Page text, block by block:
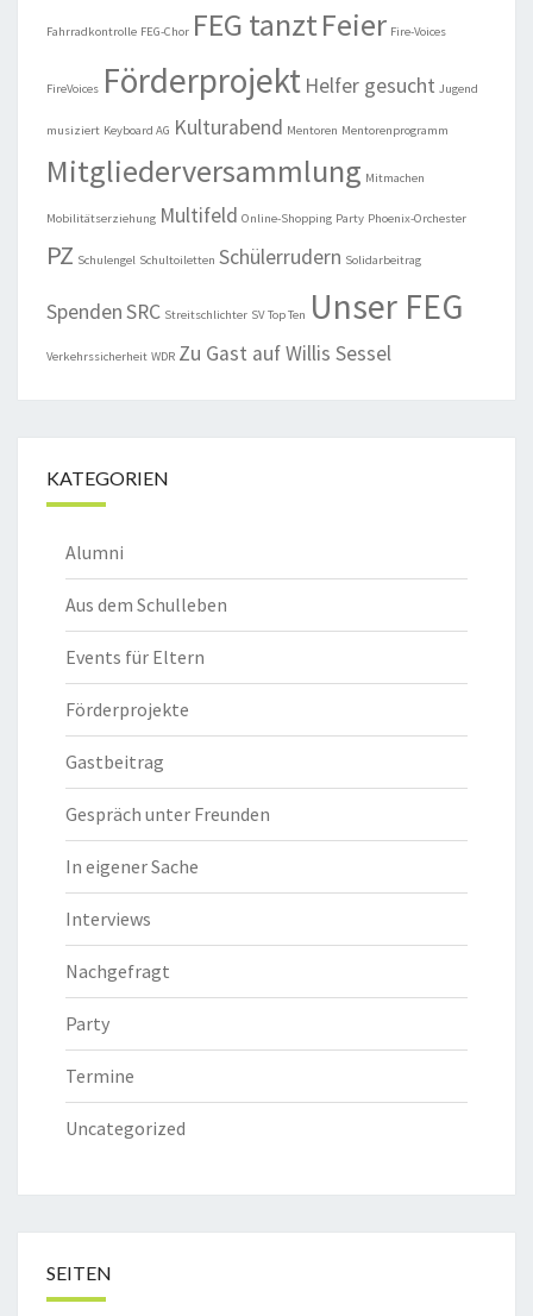
Fahrradkontrolle FEG-Chor FEG tanztFeier Fire-Voices
FireVoices Förderprojekt Helfer gesucht Jugend
musiziert Keyboard AG Kulturabend Mentoren Mentorenprogramm
Mitgliederversammlung Mitmachen
Mobilitätserziehung Multifeld Online-Shopping Party Phoenix-Orchester
PZ Schulengel Schultoiletten Schülerrudern Solidarbeitrag
SpendenSRC Streitschlichter SV Top Ten Unser FEG
Verkehrssicherheit WDR Zu Gast auf Willis Sessel
KATEGORIEN
Alumni
Aus dem Schulleben
Events für Eltern
Förderprojekte
Gastbeitrag
Gespräch unter Freunden
In eigener Sache
Interviews
Nachgefragt
Party
Termine
Uncategorized
SEITEN